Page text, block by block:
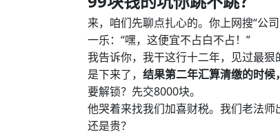
来，咱们先聊点扎心的。你上网搜“公
一乐：“嘿，这便宜不占白不占！”
我告诉你，我干这行十二年，见过最
是下来了， 结果第二年汇算清缴的时候
要解锁？先交8000块。
他哭着来找我们加喜财税。我们老法
还是贵？